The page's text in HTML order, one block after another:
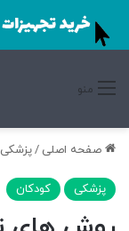
منو
صفحه اصلی /پزشکی
پزشکی کودکان